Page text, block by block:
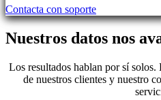
Contacta con soporte
Nuestros datos nos
Los resultados hablan por sí
de nuestros clientes y nuestro